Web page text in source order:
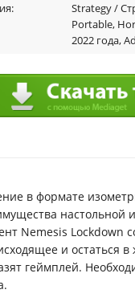
Strategy /
Portable,
2022 года,
в формате
настольной
Nemesis
и остаться
геймплей.